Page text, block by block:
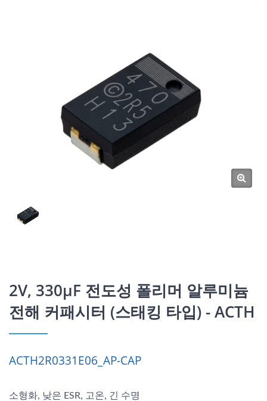
2V, 330μF 전도성 폴리머 알루미늄
전해 커패시터 (스태킹 타입) - ACTH
ACTH2R0331E06_AP-CAP
소형화, 낮은 ESR, 고온, 긴 수명